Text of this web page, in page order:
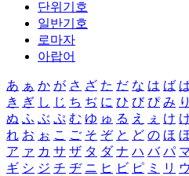
단위기호
일반기호
로마자
아랍어
あ ぁ か が さ ざ た だ な は ば
き ぎ し じ ち ぢ に ひ び ぴ み り
ぬ ふ ぶ ぷ む ゆ ゅ る え ぇ け
れ お ぉ こ ご そ ぞ と ど の ほ
ア ァ カ サ ザ タ ダ ナ ハ バ パ
ギ シ ジ チ ヂ ニ ヒ ビ ピ ミ リ ウ